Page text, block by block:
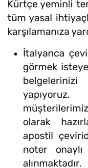
Kürtçe yeminli
tüm yasal
karşılamanıza
İtalyanca
görmek
olarak
apostil
noter